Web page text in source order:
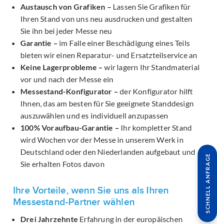
Austausch von Grafiken – Lassen Sie Grafiken für
Ihren Stand von uns neu ausdrucken und gestalten
Sie ihn bei jeder Messe neu
Garantie – im Falle einer Beschädigung eines Teils
bieten wir einen Reparatur- und Ersatzteilservice an
Keine Lagerprobleme – wir lagern Ihr Standmaterial
vor und nach der Messe ein
Messestand-Konfigurator – der Konfigurator hilft
Ihnen, das am besten für Sie geeignete Standdesign
auszuwählen und es individuell anzupassen
100% Voraufbau-Garantie – Ihr kompletter Stand
wird Wochen vor der Messe in unserem Werk in
Deutschland oder den Niederlanden aufgebaut und
Sie erhalten Fotos davon
Ihre Vorteile, wenn Sie uns als Ihren
Messestand-Partner wählen
Drei Jahrzehnte Erfahrung in der europäischen
SCHNELL ANFRAGE